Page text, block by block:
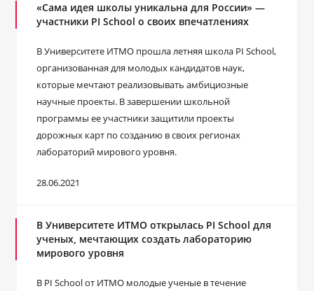
«Сама идея школы уникальна для России» —
участники PI School о своих впечатлениях
В Университете ИТМО прошла летняя школа PI School,
организованная для молодых кандидатов наук,
которые мечтают реализовывать амбициозные
научные проекты. В завершении школьной
программы ее участники защитили проекты
дорожных карт по созданию в своих регионах
лабораторий мирового уровня.
28.06.2021
В Университете ИТМО открылась PI School для
ученых, мечтающих создать лабораторию
мирового уровня
В PI School от ИТМО молодые ученые в течение